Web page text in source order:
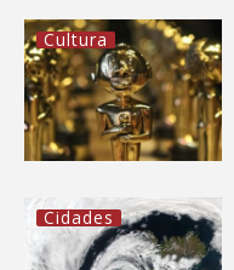
Cultura
Cidades